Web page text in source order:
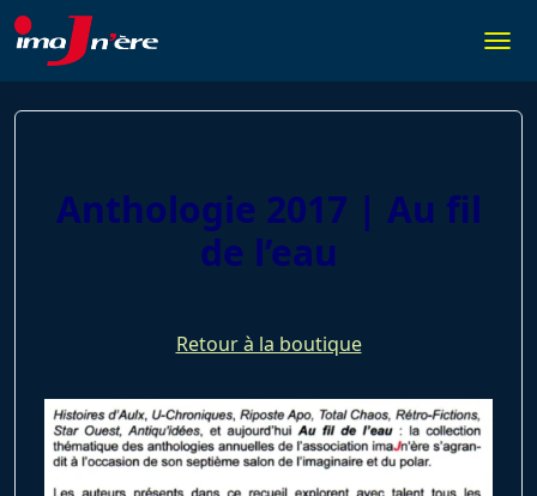
Skip
to
content
Anthologie 2017 | Au fil
de l’eau
Retour à la boutique